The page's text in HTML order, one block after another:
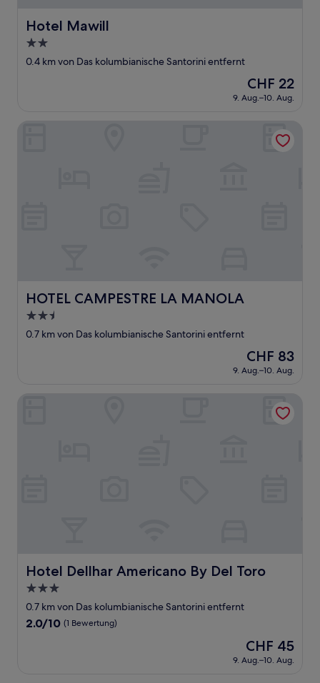
Hotel Mawill
Hotel Mawill
2.0-
Sterne-
0.4 km von Das kolumbianische Santorini entfernt
Der
Preis
beträgt
CHF 22
9. Aug.–10. Aug.
HOTEL CAMPESTRE LA MANOLA
HOTEL CAMPESTRE LA MANOLA
2.5-
Sterne-
0.7 km von Das kolumbianische Santorini entfernt
Der
Preis
beträgt
CHF 83
9. Aug.–10. Aug.
Hotel Dellhar Americano By Del Toro
Hotel Dellhar Americano By Del Toro
3.0-
Sterne-
Unterkunft
0.7 km von Das kolumbianische Santorini entfernt
2.0
2.0/10 (1 Bewertung)
Der
Preis
beträgt
CHF 45
9. Aug.–10. Aug.